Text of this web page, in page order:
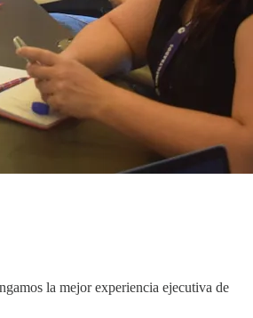
la mejor experiencia ejecutiva de